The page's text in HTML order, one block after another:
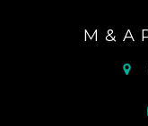
M & A